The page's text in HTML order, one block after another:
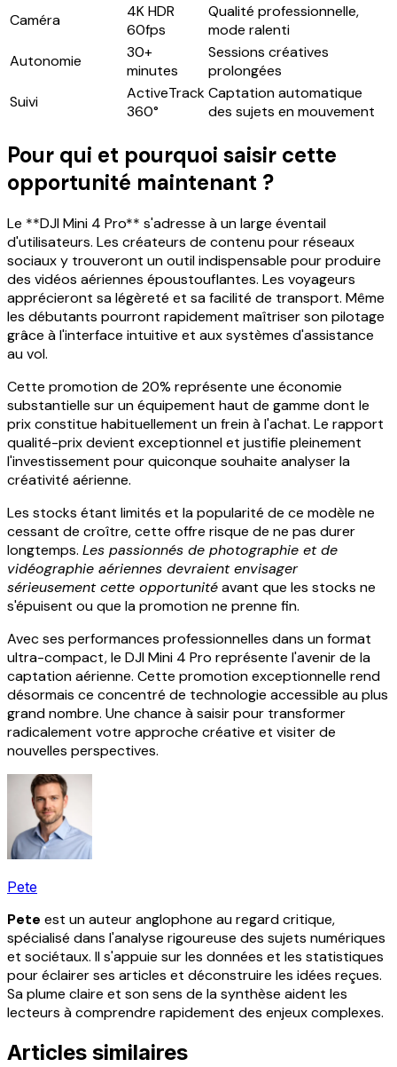
Caméra
4K HDR
60fps
Qualité professionnelle,
mode ralenti
Autonomie
30+
minutes
Sessions créatives
prolongées
Suivi
ActiveTrack
360°
Captation automatique
des sujets en mouvement
Pour qui et pourquoi saisir cette
opportunité maintenant ?
Le **DJI Mini 4 Pro** s'adresse à un large éventail
d'utilisateurs. Les créateurs de contenu pour réseaux
sociaux y trouveront un outil indispensable pour produire
des vidéos aériennes époustouflantes. Les voyageurs
apprécieront sa légèreté et sa facilité de transport. Même
les débutants pourront rapidement maîtriser son pilotage
grâce à l'interface intuitive et aux systèmes d'assistance
au vol.
Cette promotion de 20% représente une économie
substantielle sur un équipement haut de gamme dont le
prix constitue habituellement un frein à l'achat. Le rapport
qualité-prix devient exceptionnel et justifie pleinement
l'investissement pour quiconque souhaite analyser la
créativité aérienne.
Les stocks étant limités et la popularité de ce modèle ne
cessant de croître, cette offre risque de ne pas durer
longtemps. Les passionnés de photographie et de
vidéographie aériennes devraient envisager
sérieusement cette opportunitéavant que les stocks ne
s'épuisent ou que la promotion ne prenne fin.
Avec ses performances professionnelles dans un format
ultra-compact, le DJI Mini 4 Pro représente l'avenir de la
captation aérienne. Cette promotion exceptionnelle rend
désormais ce concentré de technologie accessible au plus
grand nombre. Une chance à saisir pour transformer
radicalement votre approche créative et visiter de
nouvelles perspectives.
Pete
Pete est un auteur anglophone au regard critique,
spécialisé dans l'analyse rigoureuse des sujets numériques
et sociétaux. Il s'appuie sur les données et les statistiques
pour éclairer ses articles et déconstruire les idées reçues.
Sa plume claire et son sens de la synthèse aident les
lecteurs à comprendre rapidement des enjeux complexes.
Articles similaires